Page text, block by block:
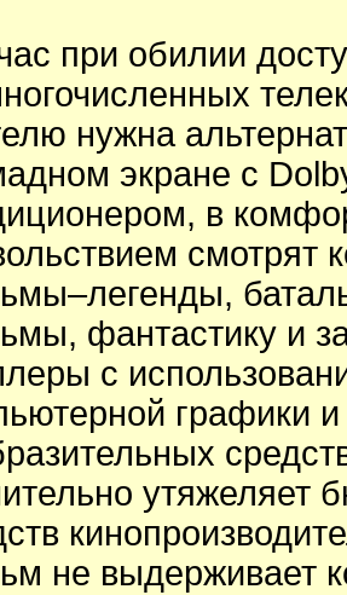
при обилии
нужна
экране с
в
смотрят
фантастику и
с
графики
утяжеляет
не выдерживает